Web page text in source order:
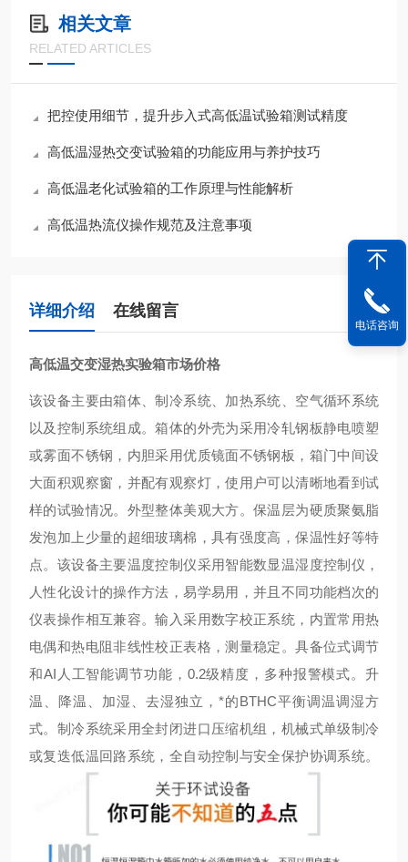
相关文章
RELATED ARTICLES
把控使用细节，提升步入式高低温试验箱测试精度
高低温湿热交变试验箱的功能应用与养护技巧
高低温老化试验箱的工作原理与性能解析
高低温热流仪操作规范及注意事项
详细介绍 在线留言
高低温交变湿热实验箱市场价格
该设备主要由箱体、制冷系统、加热系统、空气循环系统
以及控制系统组成。箱体的外壳为采用冷轧钢板静电喷塑
或雾面不锈钢，内胆采用优质镜面不锈钢板，箱门中间设
大面积观察窗，并配有观察灯，使用户可以清晰地看到试
样的试验情况。外型整体美观大方。保温层为硬质聚氨脂
发泡加上少量的超细玻璃棉，具有强度高，保温性好等特
点。该设备主要温度控制仪采用智能数显温湿度控制仪，
人性化设计的操作方法，易学易用，并且不同功能档次的
仪表操作相互兼容。输入采用数字校正系统，内置常用热
电偶和热电阻非线性校正表格，测量稳定。具备位式调节
和AI人工智能调节功能，0.2级精度，多种报警模式。升
温、降温、加湿、去湿独立，*的BTHC平衡调温调湿方
式。制冷系统采用全封闭进口压缩机组，机械式单级制冷
或复迭低温回路系统，全自动控制与安全保护协调系统。
电话咨询